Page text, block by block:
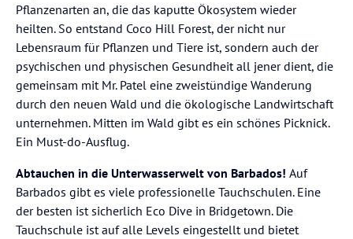
Pflanzenarten an, die das kaputte Ökosystem wieder
heilten. So entstand Coco Hill Forest, der nicht nur
Lebensraum für Pflanzen und Tiere ist, sondern auch der
psychischen und physischen Gesundheit all jener dient, die
gemeinsam mit Mr. Patel eine zweistündige Wanderung
durch den neuen Wald und die ökologische Landwirtschaft
unternehmen. Mitten im Wald gibt es ein schönes Picknick.
Ein Must-do-Ausflug.
Abtauchen in die Unterwasserwelt von Barbados! Auf
Barbados gibt es viele professionelle Tauchschulen. Eine
der besten ist sicherlich Eco Dive in Bridgetown. Die
Tauchschule ist auf alle Levels eingestellt und bietet